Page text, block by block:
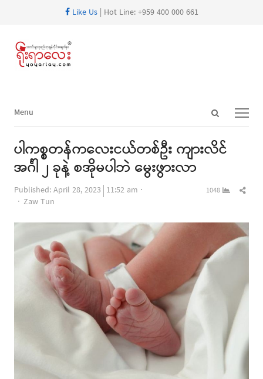
Like Us| Hot Line: +959 400 000 661
Open
panel
Menu
Menu
ပါကစ္စတန်ကလေးငယ်တစ်ဦး ကျားလိင်
အင်္ဂါ ၂ ခုနဲ့ စအိုမပါဘဲ မွေးဖွားလာ
Published:April 28, 2023 11:52 am
Author
Zaw Tun
1048